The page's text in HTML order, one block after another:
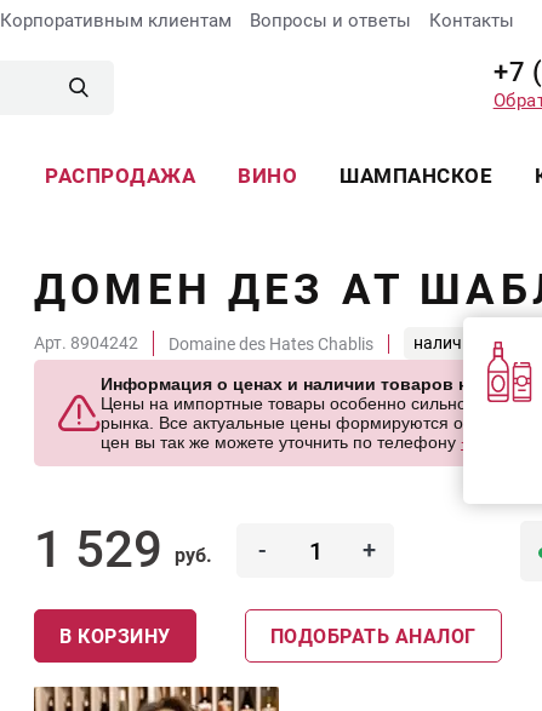
Корпоративным клиентам Вопросы и ответы Контакты
+7
РАСПРОДАЖА ВИНО ШАМПАНСКОЕ
ДОМЕН ДЕЗ АТ
Арт. 8904242 Domaine des Hates Chablis наличие
Информация о ценах и наличии товаров носит
Цены на импортные товары особенно сильно зависят
рынка. Все актуальные цены формируются ответом
цен вы так же можете уточнить по телефону +7 (812)
1 529 руб. - +
В КОРЗИНУ ПОДОБРАТЬ АНАЛОГ